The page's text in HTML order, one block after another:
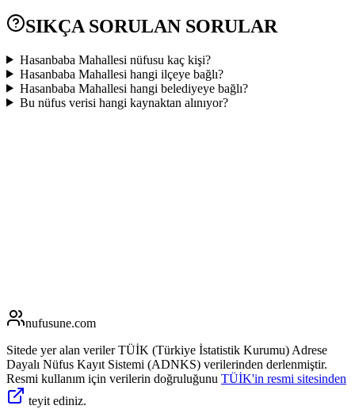
SIKÇA SORULAN SORULAR
Hasanbaba Mahallesi nüfusu kaç kişi?
Hasanbaba Mahallesi hangi ilçeye bağlı?
Hasanbaba Mahallesi hangi belediyeye bağlı?
Bu nüfus verisi hangi kaynaktan alınıyor?
nufusune.com
Sitede yer alan veriler TÜİK (Türkiye İstatistik Kurumu) Adrese
Dayalı Nüfus Kayıt Sistemi (ADNKS) verilerinden derlenmiştir.
Resmi kullanım için verilerin doğruluğunu TÜİK'in resmi sitesinden
teyit ediniz.